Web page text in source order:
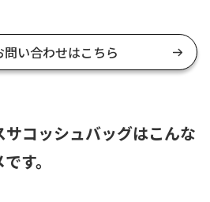
問い合わせはこちら
コッシュバッグはこんな
す。